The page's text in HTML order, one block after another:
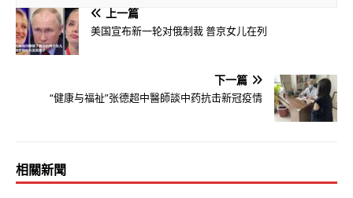
上一篇
美国宣布新一轮对俄制裁 普京女儿在列
下一篇
“健康与福祉”张德超中醫師談中药抗击新冠疫情
相關新聞